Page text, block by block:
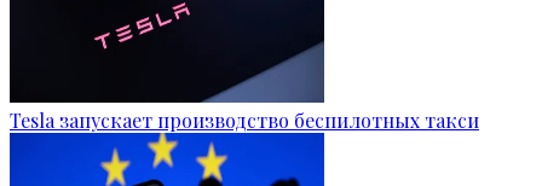
Tesla запускает производство беспилотных такси